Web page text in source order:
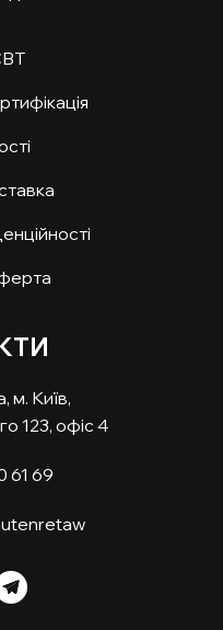
м. Київ,
123, офіс 4
61 69